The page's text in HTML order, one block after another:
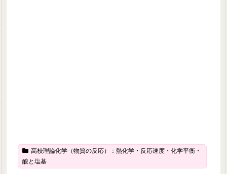
高校理論化学（物質の反応）：熱化学・反応速度・化学平衡・
酸と塩基